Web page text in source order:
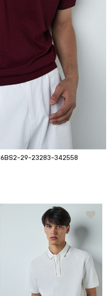
29-23283-342558